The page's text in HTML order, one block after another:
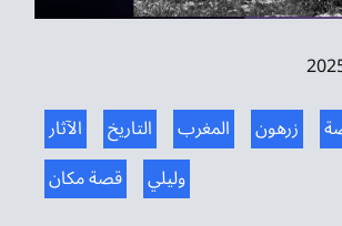
موسيقى الشرق
تواصل معنا
الآثار
التاريخ المغرب زرهون
قصة مكان
وليلي